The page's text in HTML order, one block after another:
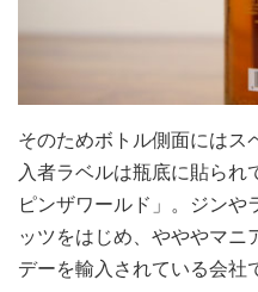
そのためボトル側面にはス
入者ラベルは瓶底に貼ら
ピンザワールド」。ジンや
ッツをはじめ、やややマニ
デーを輸入されている会社